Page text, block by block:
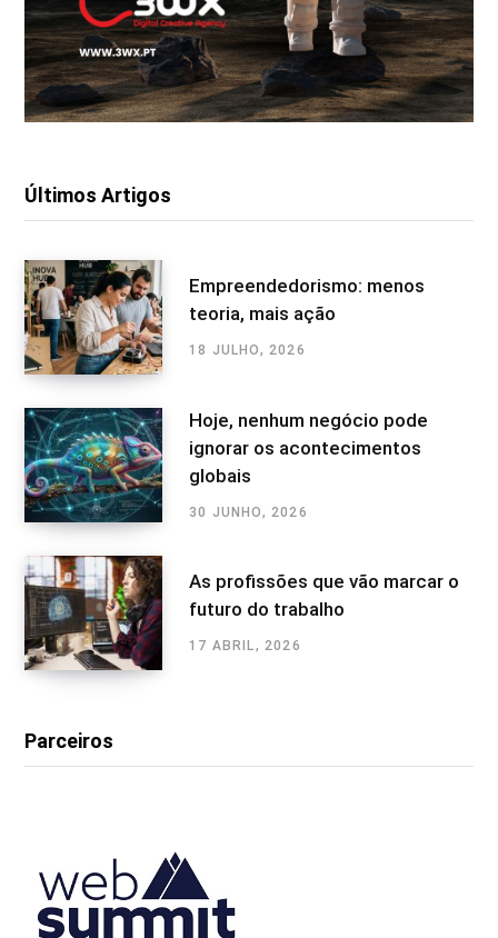
Últimos Artigos
Empreendedorismo: menos
teoria, mais ação
18 JULHO, 2026
Hoje, nenhum negócio pode
ignorar os acontecimentos
globais
30 JUNHO, 2026
As profissões que vão marcar o
futuro do trabalho
17 ABRIL, 2026
Parceiros